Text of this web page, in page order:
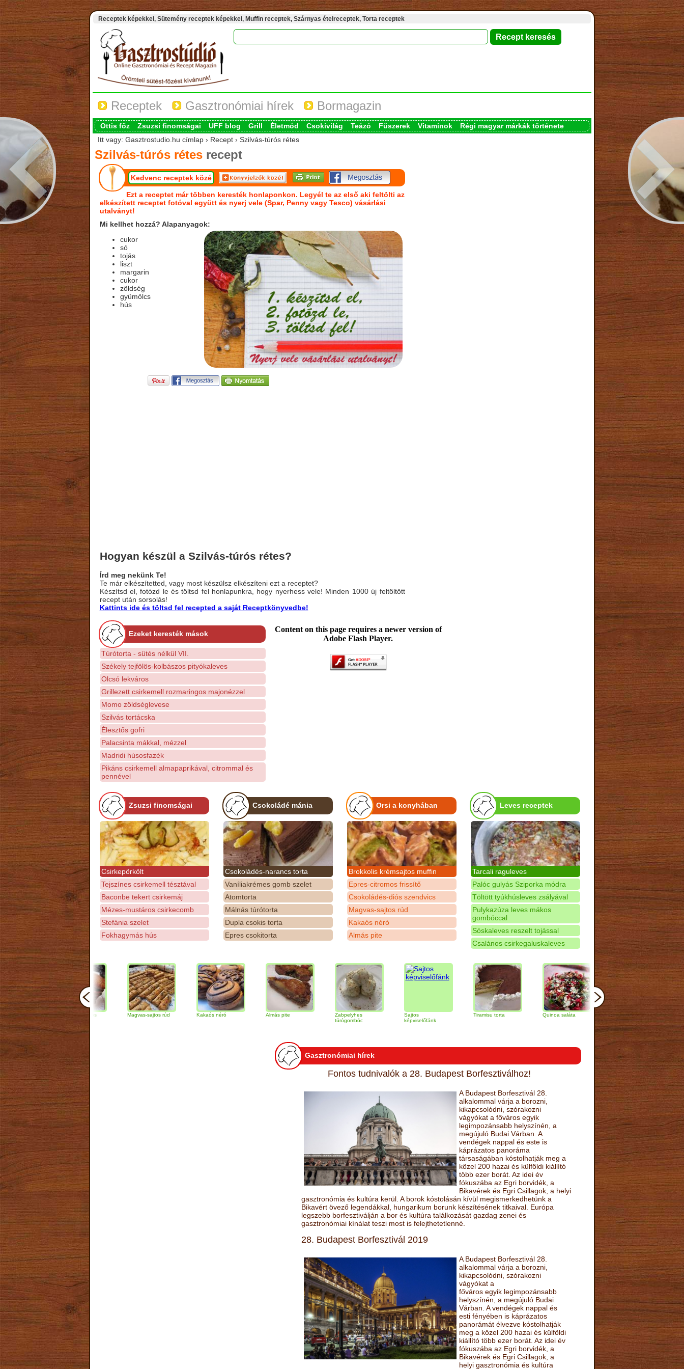
Receptek képekkel, Sütemény receptek képekkel, Muffin receptek, Szárnyas ételreceptek, Torta receptek
Receptek Gasztronómiai hírek Bormagazin
Ottis főz Zsuzsi finomságai UFF blog Grill Életmód Csokivilág Teázó Fűszerek Vitaminok
Régi magyar márkák története
Itt vagy: Gasztrostudio.hu címlap › Recept › Szilvás-túrós rétes
Szilvás-túrós rétesrecept
Kedvenc receptek közé
Ezt a receptet már többen keresték honlaponkon. Legyél te az első aki feltölti az
elkészített receptet fotóval együtt és nyerj vele (Spar, Penny vagy Tesco) vásárlási
utalványt!
Mi kellhet hozzá? Alapanyagok:
cukor
só
tojás
liszt
margarin
cukor
zöldség
gyümölcs
hús
Hogyan készül a Szilvás-túrós rétes?
Írd meg nekünk Te!
Te már elkészítetted, vagy most készülsz elkészíteni ezt a receptet?
Készítsd el, fotózd le és töltsd fel honlapunkra, hogy nyerhess vele! Minden 1000 új feltöltött
recept után sorsolás!
Kattints ide és töltsd fel recepted a saját Receptkönyvedbe!
Ezeket keresték mások
Túrótorta - sütés nélkül VII.
Székely tejfölös-kolbászos pityókaleves
Olcsó lekváros
Grillezett csirkemell rozmaringos majonézzel
Momo zöldséglevese
Szilvás tortácska
Élesztős gofri
Palacsinta mákkal, mézzel
Madridi húsosfazék
Pikáns csirkemell almapaprikával, citrommal és
pennével
Content on this page requires a newer version of
Adobe Flash Player.
Zsuzsi finomságai
Csirkepörkölt
Tejszínes csirkemell tésztával
Baconbe tekert csirkemáj
Mézes-mustáros csirkecomb
Stefánia szelet
Fokhagymás hús
Csokoládé mánia
Csokoládés-narancs torta
Vaníliakrémes gomb szelet
Atomtorta
Málnás túrótorta
Dupla csokis torta
Epres csokitorta
Orsi a konyhában
Brokkolis krémsajtos muffin
Epres-citromos frissítő
Csokoládés-diós szendvics
Magvas-sajtos rúd
Kakaós néró
Almás pite
Leves receptek
Tarcali raguleves
Palóc gulyás Sziporka módra
Töltött tyúkhúsleves zsályával
Pulykazúza leves mákos
gombóccal
Sóskaleves reszelt tojással
Csalános csirkegaluskaleves
Csokoládés-diós
Magvas-sajtos rúd Kakaós néró Almás pite
Zabpelyhes
túrógombóc
képviselőfánk
Tiramisu torta Quinoa saláta Mandulás kifli
Gasztronómiai hírek
Fontos tudnivalók a 28. Budapest Borfesztiválhoz!
A Budapest Borfesztivál 28.
alkalommal várja a borozni,
kikapcsolódni, szórakozni
vágyókat a főváros egyik
legimpozánsabb helyszínén, a
megújuló Budai Várban. A
vendégek nappal és este is
káprázatos panoráma
társaságában kóstolhatják meg a
közel 200 hazai és külföldi kiállító
több ezer borát. Az idei év
fókuszába az Egri borvidék, a
Bikavérek és Egri Csillagok, a helyi
gasztronómia és kultúra kerül. A borok kóstolásán kívül megismerkedhetünk a
Bikavért övező legendákkal, hungarikum borunk készítésének titkaival. Európa
legszebb borfesztiválján a bor és kultúra találkozását gazdag zenei és
gasztronómiai kínálat teszi most is felejthetetlenné.
28. Budapest Borfesztivál 2019
A Budapest Borfesztivál 28.
alkalommal várja a borozni,
kikapcsolódni, szórakozni
vágyókat a
főváros egyik legimpozánsabb
helyszínén, a megújuló Budai
Várban. A vendégek nappal és
esti fényében is káprázatos
panorámát élvezve kóstolhatják
meg a közel 200 hazai és külföldi
kiállító több ezer borát. Az idei év
fókuszába az Egri borvidék, a
Bikavérek és Egri Csillagok, a
helyi gasztronómia és kultúra